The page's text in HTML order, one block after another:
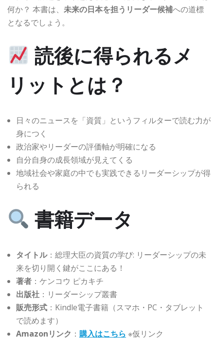
何か？ 本書は、 未来の日本を担うリーダー候補への道標
となるでしょう。
読後に得られるメ
リットとは？
日々のニュースを「資質」というフィルターで読む力が
身につく
政治家やリーダーの評価軸が明確になる
自分自身の成長領域が見えてくる
地域社会や家庭の中でも実践できるリーダーシップが得
られる
書籍データ
タイトル：総理大臣の資質の学び: リーダーシップの未
来を切り開く鍵がここにある！
著者 ：ケンコウ ピカキチ
出版社 ：リーダーシップ叢書
販売形式 ：Kindle電子書籍（スマホ・PC・タブレット
で読めます）
Amazonリンク ： 購入はこちら ※仮リンク